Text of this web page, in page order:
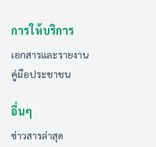
การให้บริการ
เอกสารและรายงาน
คู่มือประชาชน
อื่นๆ
ข่าวสารล่าสุด